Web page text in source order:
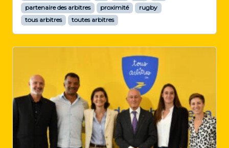
partenaire des arbitres
proximité
rugby
tous arbitres
toutes arbitres